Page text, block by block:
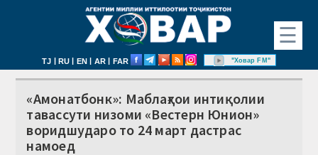
☰
TJ | RU | EN | AR | FAR "Ховар FM"
«Амонатбонк»: Маблағҳои интиқолии
тавассути низоми «Вестерн Юнион»
воридшударо то 24 март дастрас
намоед